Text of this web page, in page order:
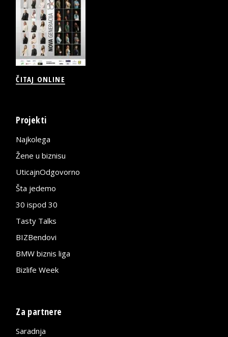
ČITAJ ONLINE
Projekti
Najkolega
Žene u biznisu
UticajnOdgovorno
Šta jedemo
30 ispod 30
Tasty Talks
BIZBendovi
BMW biznis liga
Bizlife Week
Za partnere
Saradnja